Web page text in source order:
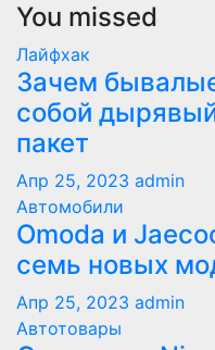
You missed
Лайфхак
Зачем
собой
пакет
Апр 25, 2023 admin
Автомобили
Оmoda и
семь новых
Апр 25, 2023 admin
Автотовары